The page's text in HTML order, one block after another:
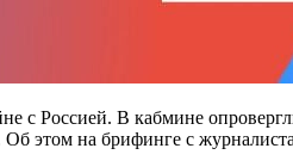
с Россией. В кабмине
этом на брифинге с